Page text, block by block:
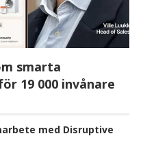
smarta
19 000 invånare
med Disruptive